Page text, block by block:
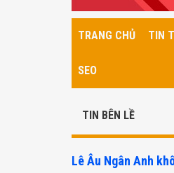
TRANG CHỦ TIN
SEO
TIN BÊN LỀ
Lê Âu Ngân Anh